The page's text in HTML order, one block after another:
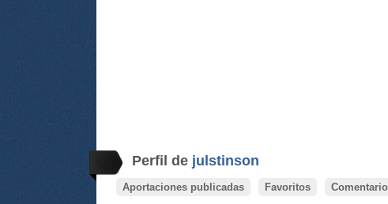
Perfil de julstinson
Aportaciones publicadas Favoritos